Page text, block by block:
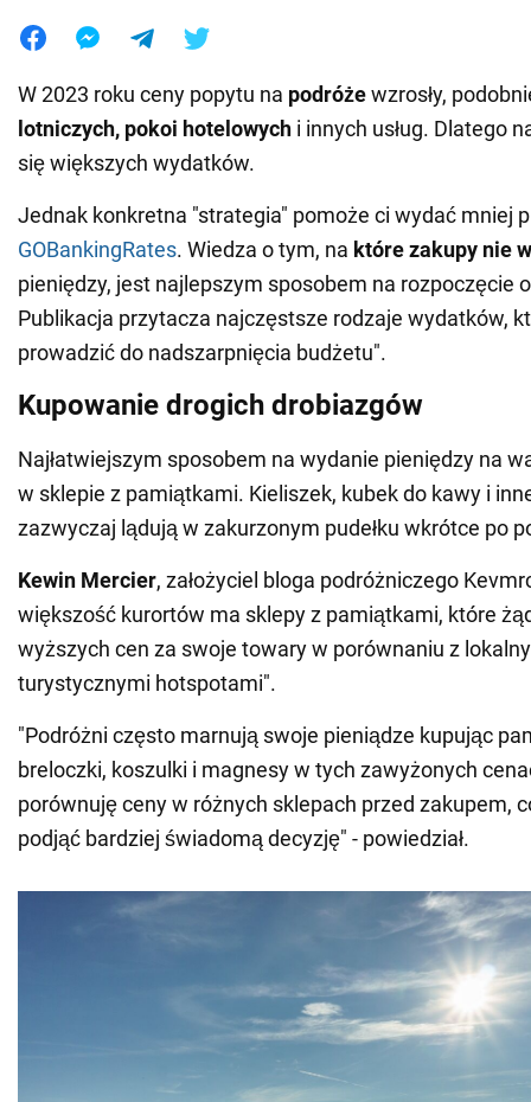
W 2023 roku ceny popytu na podróżewzrosły,
lotniczych, pokoi hotelowych i innych usług. Dlatego
się większych wydatków.
Jednak konkretna "strategia" pomoże ci wydać mniej
GOBankingRates. Wiedza o tym, na które zakupy nie
pieniędzy, jest najlepszym sposobem na rozpoczęcie
Publikacja przytacza najczęstsze rodzaje wydatków,
prowadzić do nadszarpnięcia budżetu".
Kupowanie drogich drobiazgów
Najłatwiejszym sposobem na wydanie pieniędzy na
w sklepie z pamiątkami. Kieliszek, kubek do kawy i
zazwyczaj lądują w zakurzonym pudełku wkrótce po
Kewin Mercier, założyciel bloga podróżniczego
większość kurortów ma sklepy z pamiątkami, które
wyższych cen za swoje towary w porównaniu z
turystycznymi hotspotami".
"Podróżni często marnują swoje pieniądze kupując
breloczki, koszulki i magnesy w tych zawyżonych
porównuję ceny w różnych sklepach przed zakupem,
podjąć bardziej świadomą decyzję" - powiedział.